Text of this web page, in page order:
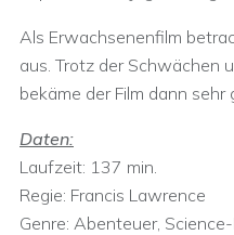
Als Erwachsenenfilm
aus. Trotz der Schwächen
bekäme der Film dann
Daten:
Laufzeit: 137 min.
Regie: Francis Lawrence
Genre: Abenteuer,